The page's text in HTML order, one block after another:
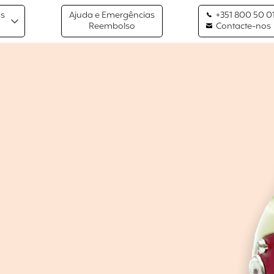
Ajuda e Emergências
Reembolso
+351 800 50
Contacte-nos